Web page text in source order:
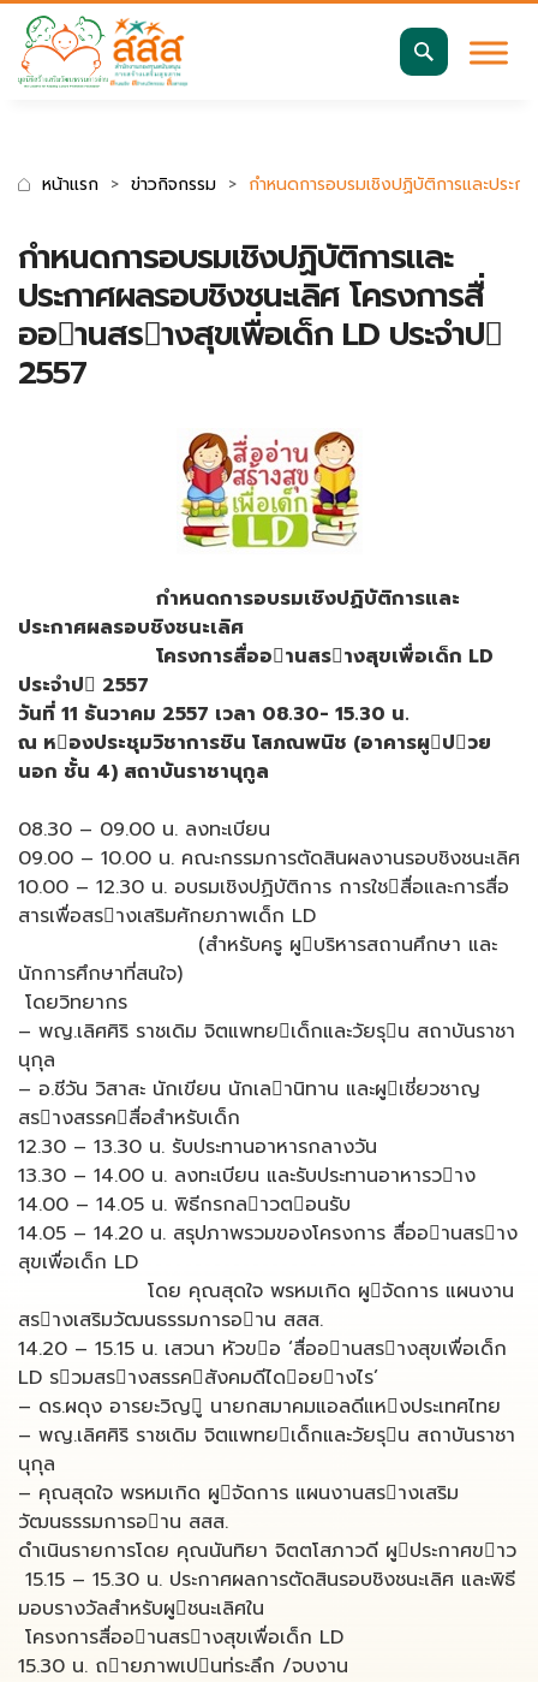
มาตรฐานการเข้าถึงเว็บ WCAG 2.2 AA
หน้าแรก ข่าวกิจกรรม กําหนดการอบรมเชิงปฏิบัติการและประก
กําหนดการอบรมเชิงปฏิบัติการและ
ประกาศผลรอบชิงชนะเลิศ โครงการสื่
ออานสรางสุขเพื่อเด็ก LD ประจําป
2557
กําหนดการอบรมเชิงปฏิบัติการและ
ประกาศผลรอบชิงชนะเลิศ
โครงการสื่ออานสรางสุขเพื่อเด็ก LD
ประจําป 2557
วันที่ 11 ธันวาคม 2557 เวลา 08.30- 15.30 น.
ณ หองประชุมวิชาการชิน โสภณพนิช (อาคารผูปวย
นอก ชั้น 4) สถาบันราชานุกูล
08.30 – 09.00 น. ลงทะเบียน
09.00 – 10.00 น. คณะกรรมการตัดสินผลงานรอบชิงชนะเลิศ
10.00 – 12.30 น. อบรมเชิงปฏิบัติการ การใชสื่อและการสื่อ
สารเพื่อสรางเสริมศักยภาพเด็ก LD
(สําหรับครู ผูบริหารสถานศึกษา และ
นักการศึกษาที่สนใจ)
โดยวิทยากร
– พญ.เลิศศิริ ราชเดิม จิตแพทยเด็กและวัยรุน สถาบันราชา
นุกุล
– อ.ชีวัน วิสาสะ นักเขียน นักเลานิทาน และผูเชี่ยวชาญ
สรางสรรคสื่อสําหรับเด็ก
12.30 – 13.30 น. รับประทานอาหารกลางวัน
13.30 – 14.00 น. ลงทะเบียน และรับประทานอาหารวาง
14.00 – 14.05 น. พิธีกรกลาวตอนรับ
14.05 – 14.20 น. สรุปภาพรวมของโครงการ สื่ออานสราง
สุขเพื่อเด็ก LD
โดย คุณสุดใจ พรหมเกิด ผูจัดการ แผนงาน
สรางเสริมวัฒนธรรมการอาน สสส.
14.20 – 15.15 น. เสวนา หัวขอ ‘สื่ออานสรางสุขเพื่อเด็ก
LD รวมสรางสรรคสังคมดีไดอยางไร’
– ดร.ผดุง อารยะวิญู นายกสมาคมแอลดีแหงประเทศไทย
– พญ.เลิศศิริ ราชเดิม จิตแพทยเด็กและวัยรุน สถาบันราชา
นุกุล
– คุณสุดใจ พรหมเกิด ผูจัดการ แผนงานสรางเสริม
วัฒนธรรมการอาน สสส.
ดําเนินรายการโดย คุณนันทิยา จิตตโสภาวดี ผูประกาศขาว
15.15 – 15.30 น. ประกาศผลการตัดสินรอบชิงชนะเลิศ และพิธี
มอบรางวัลสําหรับผูชนะเลิศใน
โครงการสื่ออานสรางสุขเพื่อเด็ก LD
15.30 น. ถายภาพเปนท่ระลึก /จบงาน